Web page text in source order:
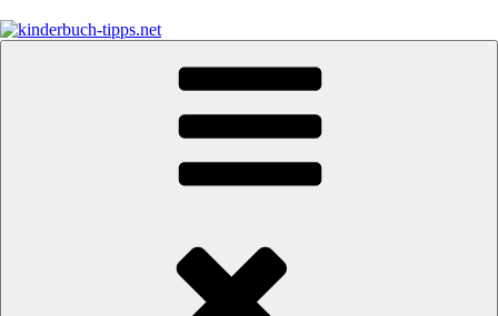
Inhalt
springen
Empfehlungen und Tipps rund um das Thema Kinderbücher und